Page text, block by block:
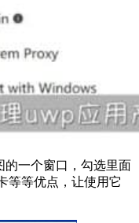
的一个窗口，勾选里面
等等优点，让使用它